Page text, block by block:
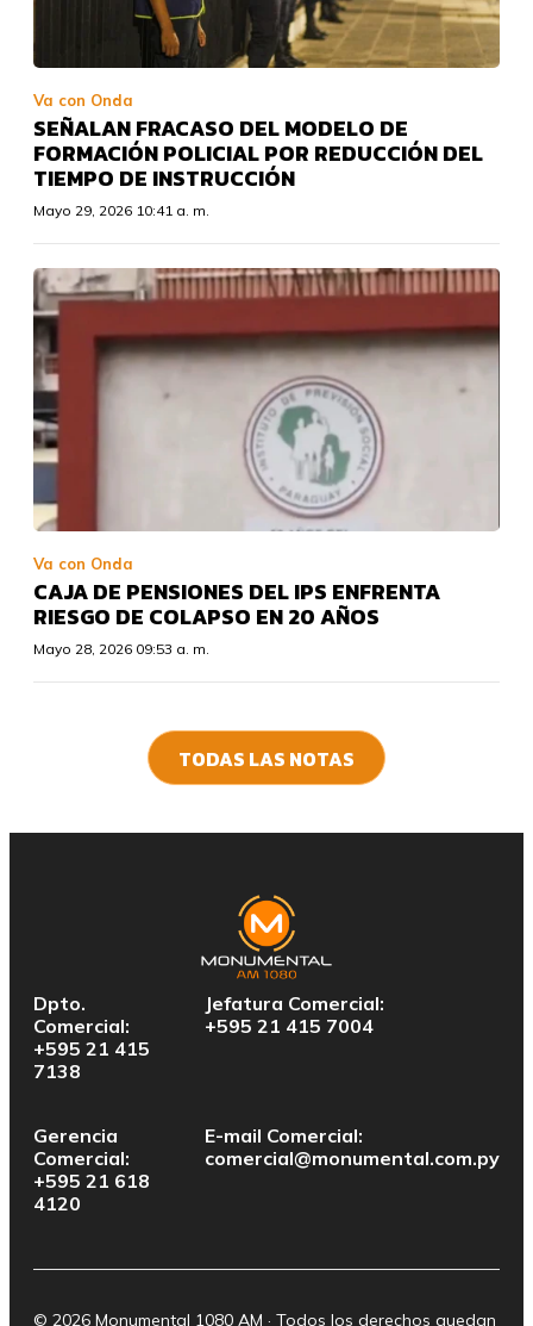
Va con Onda
SEÑALAN FRACASO DEL MODELO DE
FORMACIÓN POLICIAL POR REDUCCIÓN DEL
TIEMPO DE INSTRUCCIÓN
Mayo 29, 2026 10:41 a. m.
Va con Onda
CAJA DE PENSIONES DEL IPS ENFRENTA
RIESGO DE COLAPSO EN 20 AÑOS
Mayo 28, 2026 09:53 a. m.
TODAS LAS NOTAS
Dpto.
Comercial:
+595 21 415
7138
Jefatura Comercial:
+595 21 415 7004
Gerencia
Comercial:
+595 21 618
4120
E-mail Comercial:
comercial@monumental.com.py
© 2026 Monumental 1080 AM · Todos los derechos quedan